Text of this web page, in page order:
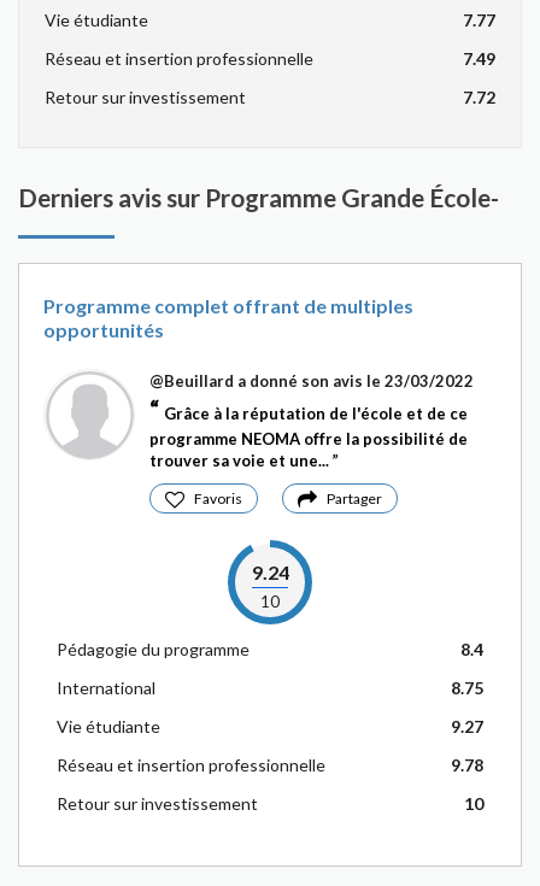
Vie étudiante
7.77
Réseau et insertion professionnelle
7.49
Retour sur investissement
7.72
Derniers avis sur Programme Grande École-
Programme complet offrant de multiples
opportunités
@Beuillard a donné son avis le 23/03/2022
Grâce à la réputation de l'école et de ce
programme NEOMA offre la possibilité de
trouver sa voie et une...
Favoris Partager
9.24
10
Pédagogie du programme
8.4
International
8.75
Vie étudiante
9.27
Réseau et insertion professionnelle
9.78
Retour sur investissement
10